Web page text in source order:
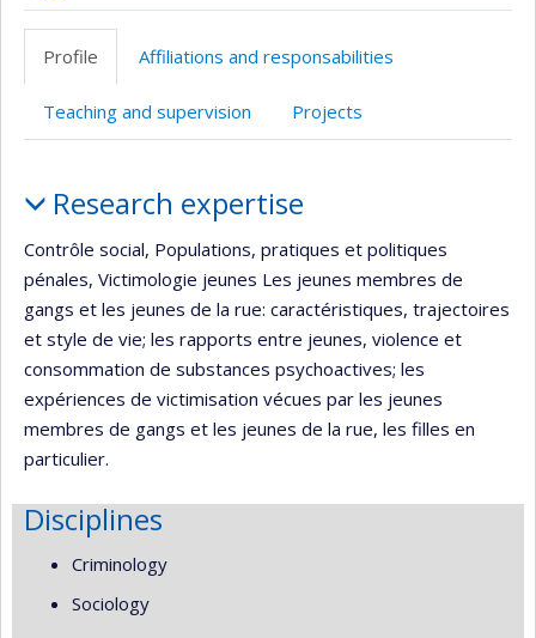
Page
professionnelle
Profile Affiliations and responsabilities
Teaching and supervision Projects
Research expertise
Contrôle social, Populations, pratiques et politiques
pénales, Victimologie jeunes Les jeunes membres de
gangs et les jeunes de la rue: caractéristiques, trajectoires
et style de vie; les rapports entre jeunes, violence et
consommation de substances psychoactives; les
expériences de victimisation vécues par les jeunes
membres de gangs et les jeunes de la rue, les filles en
particulier.
Disciplines
Criminology
Sociology